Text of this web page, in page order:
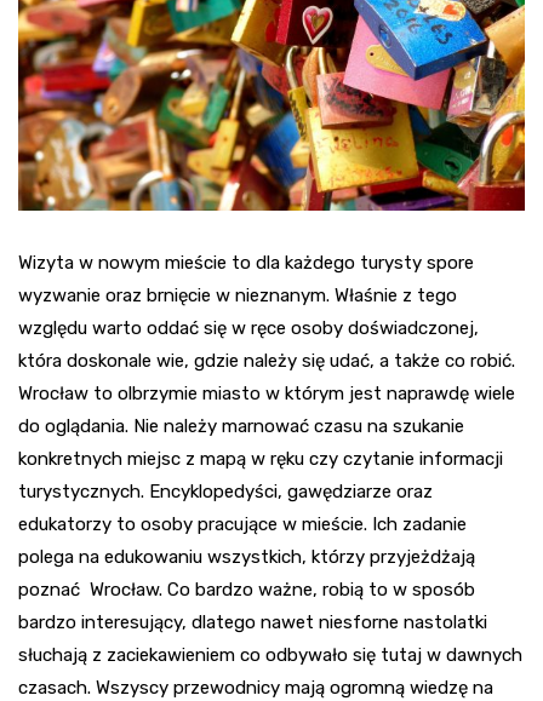
Wizyta w nowym mieście to dla każdego turysty spore
wyzwanie oraz brnięcie w nieznanym. Właśnie z tego
względu warto oddać się w ręce osoby doświadczonej,
która doskonale wie, gdzie należy się udać, a także co robić.
Wrocław to olbrzymie miasto w którym jest naprawdę wiele
do oglądania. Nie należy marnować czasu na szukanie
konkretnych miejsc z mapą w ręku czy czytanie informacji
turystycznych. Encyklopedyści, gawędziarze oraz
edukatorzy to osoby pracujące w mieście. Ich zadanie
polega na edukowaniu wszystkich, którzy przyjeżdżają
poznać Wrocław. Co bardzo ważne, robią to w sposób
bardzo interesujący, dlatego nawet niesforne nastolatki
słuchają z zaciekawieniem co odbywało się tutaj w dawnych
czasach. Wszyscy przewodnicy mają ogromną wiedzę na